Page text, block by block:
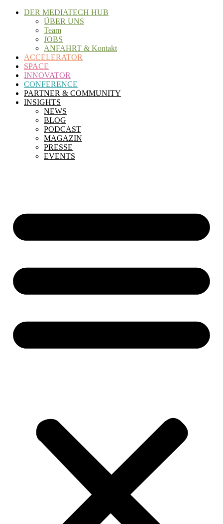
Zum
DER MEDIATECH HUB
ÜBER UNS
Team
JOBS
ANFAHRT & Kontakt
ACCELERATOR
SPACE
INNOVATOR
CONFERENCE
PARTNER & COMMUNITY
INSIGHTS
NEWS
BLOG
PODCAST
MAGAZIN
PRESSE
EVENTS